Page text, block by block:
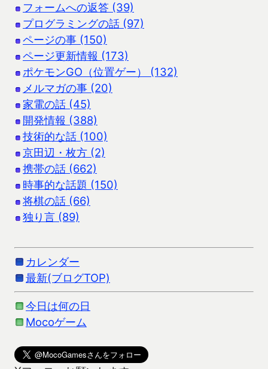
フォームへの返答 (39)
プログラミングの話 (97)
ページの事 (150)
ページ更新情報 (173)
ポケモンGO（位置ゲー） (132)
メルマガの事 (20)
家電の話 (45)
開発情報 (388)
技術的な話 (100)
京田辺・枚方 (2)
携帯の話 (662)
時事的な話題 (150)
将棋の話 (66)
独り言 (89)
カレンダー
最新(ブログTOP)
今日は何の日
Mocoゲーム